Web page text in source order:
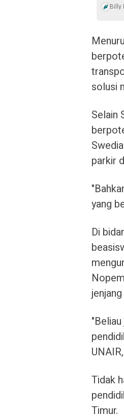
Billy
solusi
Selain
parkir
yang
Di
Tidak
Timur.